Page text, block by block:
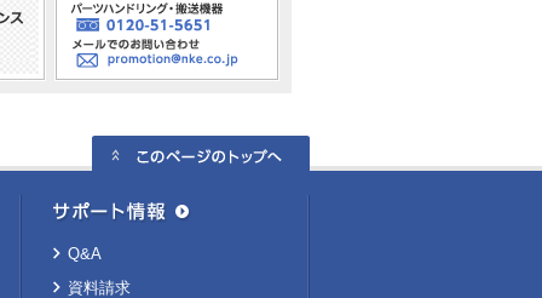
Q&A
資料請求